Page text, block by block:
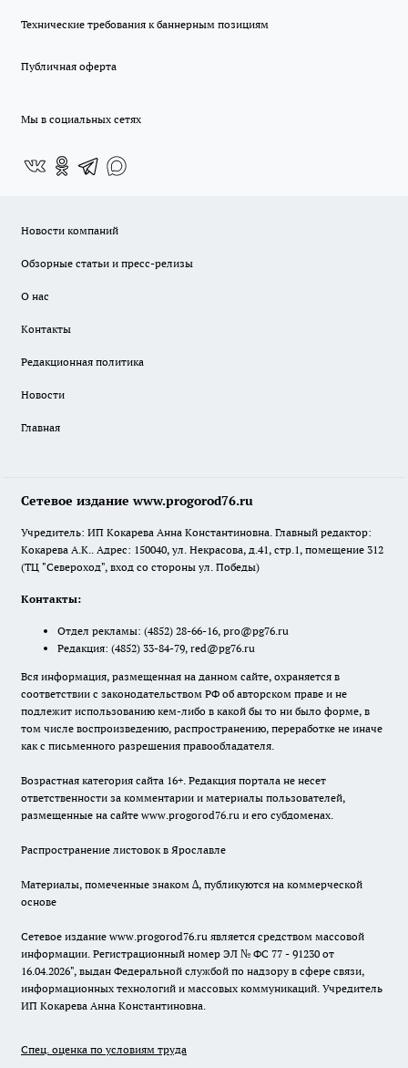
Технические требования к баннерным позициям
Публичная оферта
Мы в социальных сетях
Новости компаний
Обзорные статьи и пресс-релизы
О нас
Контакты
Редакционная политика
Новости
Главная
Сетевое издание www.progorod76.ru
Учредитель: ИП Кокарева Анна Константиновна. Главный редактор:
Кокарева А.К.. Адрес: 150040, ул. Некрасова, д.41, стр.1, помещение 312
(ТЦ "Североход", вход со стороны ул. Победы)
Контакты:
Отдел рекламы: (4852) 28-66-16, pro@pg76.ru
Редакция: (4852) 33-84-79, red@pg76.ru
Вся информация, размещенная на данном сайте, охраняется в
соответствии с законодательством РФ об авторском праве и не
подлежит использованию кем-либо в какой бы то ни было форме, в
том числе воспроизведению, распространению, переработке не иначе
как с письменного разрешения правообладателя.
Возрастная категория сайта 16+. Редакция портала не несет
ответственности за комментарии и материалы пользователей,
размещенные на сайте www.progorod76.ru и его субдоменах.
Распространение листовок в Ярославле
Материалы, помеченные знаком ∆, публикуются на коммерческой
основе
Сетевое издание www.progorod76.ru является средством массовой
информации. Регистрационный номер ЭЛ № ФС 77 - 91230 от
16.04.2026", выдан Федеральной службой по надзору в сфере связи,
информационных технологий и массовых коммуникаций. Учредитель
ИП Кокарева Анна Константиновна.
Спец. оценка по условиям труда